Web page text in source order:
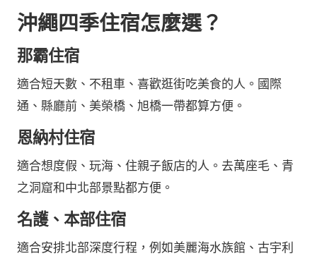
沖繩四季住宿怎麼選？
那霸住宿
適合短天數、不租車、喜歡逛街吃美食的人。國際
通、縣廳前、美榮橋、旭橋一帶都算方便。
恩納村住宿
適合想度假、玩海、住親子飯店的人。去萬座毛、青
之洞窟和中北部景點都方便。
名護、本部住宿
適合安排北部深度行程，例如美麗海水族館、古宇利